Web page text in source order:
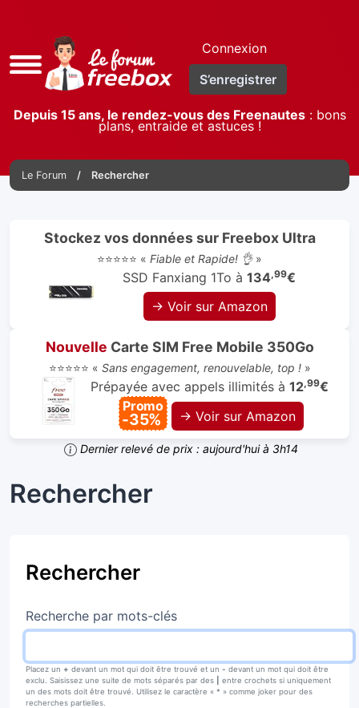
Accès
rapide
Connexion
S’enregistrer
Depuis 15 ans, le rendez-vous des Freenautes: bons
plans, entraide et astuces !
Le Forum Rechercher
Stockez vos données sur Freebox Ultra
⭐⭐⭐⭐⭐ « Fiable et Rapide! 👌»
SSD Fanxiang 1To à 134,99€
→ Voir sur Amazon
Nouvelle Carte SIM Free Mobile 350Go
⭐⭐⭐⭐⭐ « Sans engagement, renouvelable, top !»
Prépayée avec appels illimités à 12,99€
Promo
-35% → Voir sur Amazon
Dernier relevé de prix : aujourd'hui à 3h14
Rechercher
Rechercher
Recherche par mots-clés
Placez un + devant un mot qui doit être trouvé et un - devant un mot qui doit être
exclu. Saisissez une suite de mots séparés par des
entre crochets si uniquement
un des mots doit être trouvé. Utilisez le caractère « * » comme joker pour des
recherches partielles.